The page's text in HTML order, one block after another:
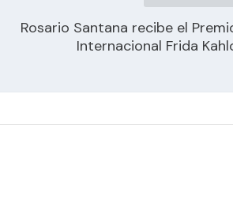
Rosario Santana recibe el
Internacional Frida